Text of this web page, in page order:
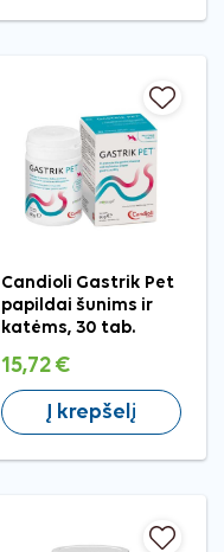
Candioli Gastrik Pet
papildai šunims ir
katėms, 30 tab.
15,72 €
Į krepšelį